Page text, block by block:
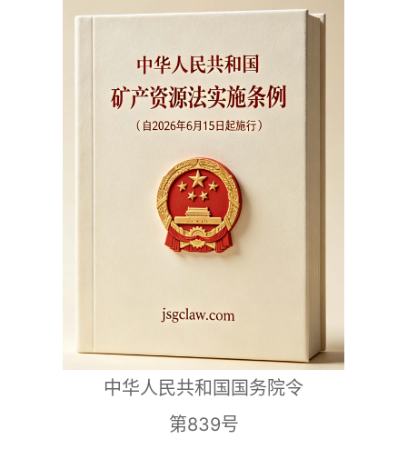
中华人民共和国国务院令
第839号